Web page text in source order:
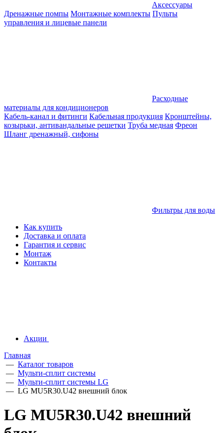
Аксессуары
Дренажные помпы Монтажные комплекты Пульты
управления и лицевые панели
Расходные
материалы для кондиционеров
Кабель-канал и фитинги Кабельная продукция Кронштейны,
козырьки, антивандальные решетки Труба медная Фреон
Шланг дренажный, сифоны
Фильтры для воды
Как купить
Доставка и оплата
Гарантия и сервис
Монтаж
Контакты
Акции
Главная
— Каталог товаров
— Мульти-сплит системы
— Мульти-сплит системы LG
— LG MU5R30.U42 внешний блок
LG MU5R30.U42 внешний